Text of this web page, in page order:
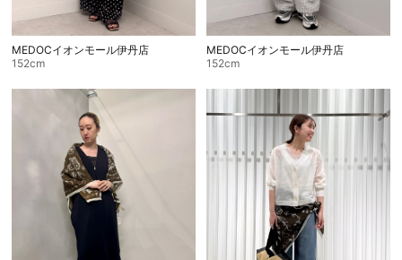
MEDOCイオンモール伊丹店
152cm
MEDOCイオンモール伊丹店
152cm